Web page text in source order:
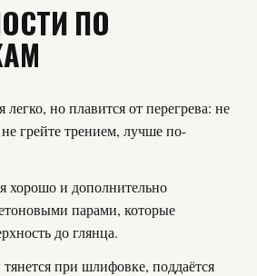
ПО
но плавится от перегрева: не
грейте трением, лучше по-
хорошо и дополнительно
парами, которые
до глянца.
при шлифовке, поддаётся